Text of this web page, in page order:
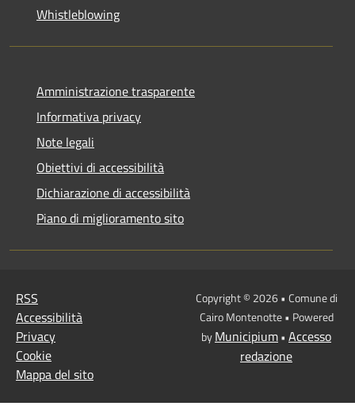
Whistleblowing
Amministrazione trasparente
Informativa privacy
Note legali
Obiettivi di accessibilità
Dichiarazione di accessibilità
Piano di miglioramento sito
RSS
Accessibilità
Privacy
Cookie
Mappa del sito
Copyright © 2026 • Comune di
Cairo Montenotte • Powered
byMunicipium• Accesso
redazione